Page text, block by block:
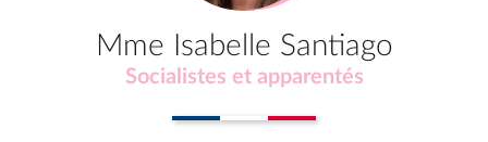
Mme Isabelle Santiago
Socialistes et apparentés